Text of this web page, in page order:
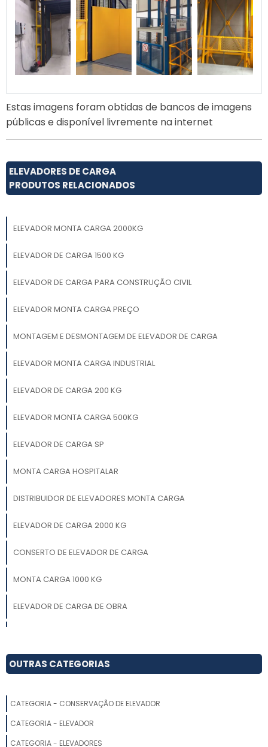
Estas imagens foram obtidas de bancos de imagens
públicas e disponível livremente na internet
ELEVADORES DE CARGA
PRODUTOS RELACIONADOS
ELEVADOR MONTA CARGA 2000KG
ELEVADOR DE CARGA 1500 KG
ELEVADOR DE CARGA PARA CONSTRUÇÃO CIVIL
ELEVADOR MONTA CARGA PREÇO
MONTAGEM E DESMONTAGEM DE ELEVADOR DE CARGA
ELEVADOR MONTA CARGA INDUSTRIAL
ELEVADOR DE CARGA 200 KG
ELEVADOR MONTA CARGA 500KG
ELEVADOR DE CARGA SP
MONTA CARGA HOSPITALAR
DISTRIBUIDOR DE ELEVADORES MONTA CARGA
ELEVADOR DE CARGA 2000 KG
CONSERTO DE ELEVADOR DE CARGA
MONTA CARGA 1000 KG
ELEVADOR DE CARGA DE OBRA
ELEVADOR MONTA CARGA 300 KG
ELEVADOR DE CARGA PARA OBRA PREÇO
OUTRAS CATEGORIAS
CATEGORIA - CONSERVAÇÃO DE ELEVADOR
CATEGORIA - ELEVADOR
CATEGORIA - ELEVADORES